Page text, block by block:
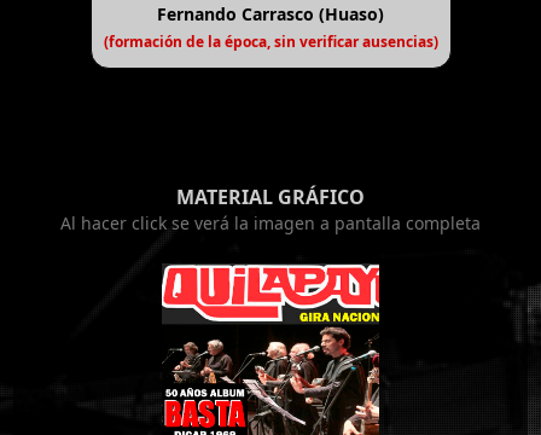
Fernando Carrasco (Huaso)
(formación de la época, sin verificar ausencias)
MATERIAL GRÁFICO
Al hacer click se verá la imagen a pantalla completa